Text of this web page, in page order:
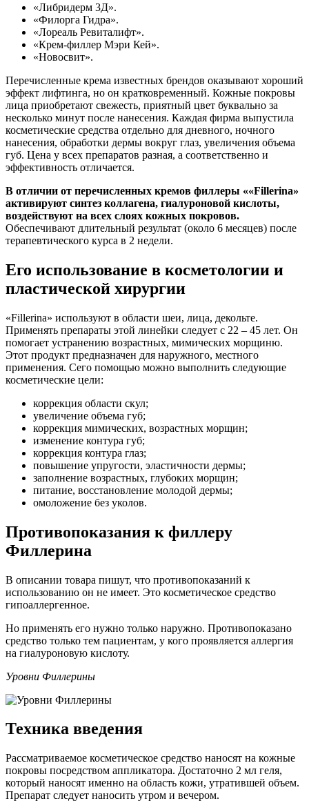
«Либридерм 3Д».
«Филорга Гидра».
«Лореаль Ревиталифт».
«Крем-филлер Мэри Кей».
«Новосвит».
Перечисленные крема известных брендов оказывают хороший
эффект лифтинга, но он кратковременный. Кожные покровы
лица приобретают свежесть, приятный цвет буквально за
несколько минут после нанесения. Каждая фирма выпустила
косметические средства отдельно для дневного, ночного
нанесения, обработки дермы вокруг глаз, увеличения объема
губ. Цена у всех препаратов разная, а соответственно и
эффективность отличается.
В отличии от перечисленных кремов филлеры ««Fillerina»
активируют синтез коллагена, гиалуроновой кислоты,
воздействуют на всех слоях кожных покровов.
Обеспечивают длительный результат (около 6 месяцев) после
терапевтического курса в 2 недели.
Его использование в косметологии и
пластической хирургии
«Fillerina» используют в области шеи, лица, декольте.
Применять препараты этой линейки следует с 22 – 45 лет. Он
помогает устранению возрастных, мимических морщиню.
Этот продукт предназначен для наружного, местного
применения. Сего помощью можно выполнить следующие
косметические цели:
коррекция области скул;
увеличение объема губ;
коррекция мимических, возрастных морщин;
изменение контура губ;
коррекция контура глаз;
повышение упругости, эластичности дермы;
заполнение возрастных, глубоких морщин;
питание, восстановление молодой дермы;
омоложение без уколов.
Противопоказания к филлеру
Филлерина
В описании товара пишут, что противопоказаний к
использованию он не имеет. Это косметическое средство
гипоаллергенное.
Но применять его нужно только наружно. Противопоказано
средство только тем пациентам, у кого проявляется аллергия
на гиалуроновую кислоту.
Уровни Филлерины
Техника введения
Рассматриваемое косметическое средство наносят на кожные
покровы посредством аппликатора. Достаточно 2 мл геля,
который наносят именно на область кожи, утратившей объем.
Препарат следует наносить утром и вечером.